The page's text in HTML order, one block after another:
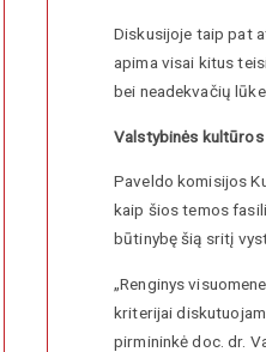
Diskusijoje taip pat
apima visai kitus
bei neadekvačių
Valstybinės kultūros
Paveldo komisijos
kaip šios temos
būtinybę šią sritį
„Renginys
kriterijai
pirmininkė doc. dr.